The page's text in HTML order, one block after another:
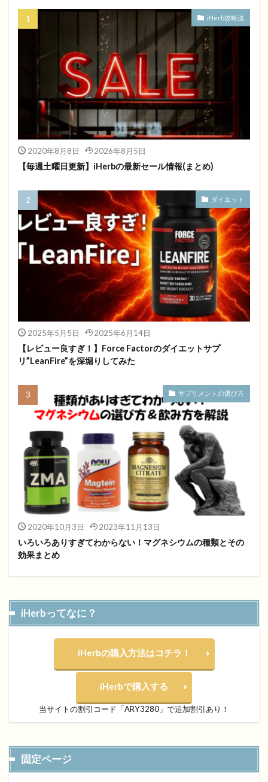
iHerb攻略法
2020年8月8日 2026年8月5日
【毎週土曜日更新】iHerbの最新セール情報(まとめ)
ダイエット
2025年5月5日 2025年6月14日
【レビュー良すぎ！】Force Factorのダイエットサプ
リ”LeanFire”を深堀りしてみた
サプリメントの選び方
2020年10月3日 2023年11月13日
いろいろありすぎてわからない！マグネシウムの種類とその
効果まとめ
iHerbってなに？
iHerbの購入方法はコチラ！
iHerbで購入する
当サイトの割引コード「ARY3280」で追加割引あり！
固定ページ